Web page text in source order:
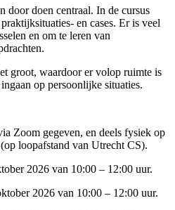
door doen centraal. In de cursus
en cases. Er is veel
en om te leren van
groot, waardoor er volop ruimte is
op persoonlijke situaties.
Zoom gegeven, en deels fysiek op
loopafstand van Utrecht CS).
2026 van 10:00 – 12:00 uur.
2026 van 10:00 – 12:00 uur.